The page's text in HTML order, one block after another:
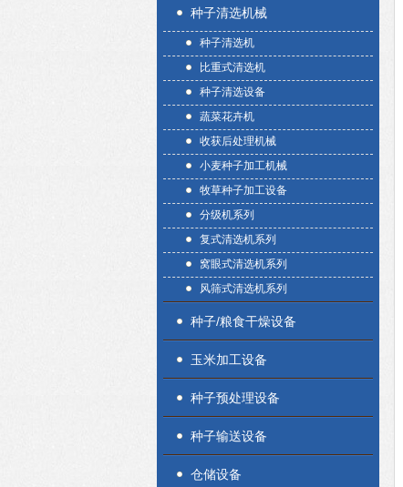
种子清选机械
种子清选机
比重式清选机
种子清选设备
蔬菜花卉机
收获后处理机械
小麦种子加工机械
牧草种子加工设备
分级机系列
复式清选机系列
窝眼式清选机系列
风筛式清选机系列
种子/粮食干燥设备
玉米加工设备
种子预处理设备
种子输送设备
仓储设备